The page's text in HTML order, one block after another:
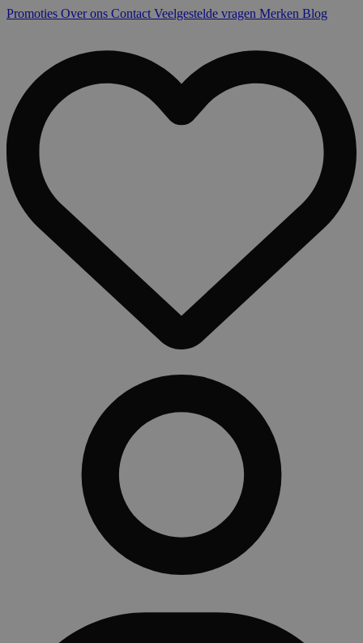
Promoties Over ons Contact Veelgestelde vragen Merken Blog